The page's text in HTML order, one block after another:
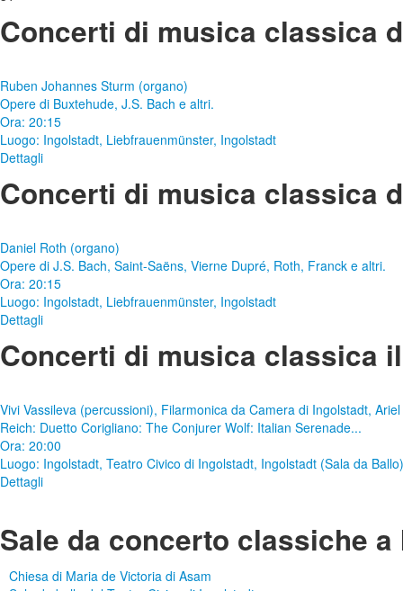
Concerti di musica classica
Ruben Johannes Sturm (organo)
Opere di Buxtehude, J.S. Bach e altri.
Ora: 20:15
Luogo: Ingolstadt, Liebfrauenmünster, Ingolstadt
Dettagli
Concerti di musica classica
Daniel Roth (organo)
Opere di J.S. Bach, Saint-Saëns, Vierne Dupré, Roth, Franck e altri.
Ora: 20:15
Luogo: Ingolstadt, Liebfrauenmünster, Ingolstadt
Dettagli
Concerti di musica classica
Vivi Vassileva (percussioni), Filarmonica da Camera di Ingolstadt,
Reich: Duetto Corigliano: The Conjurer Wolf: Italian Serenade...
Ora: 20:00
Luogo: Ingolstadt, Teatro Civico di Ingolstadt, Ingolstadt (Sala da Ballo)
Dettagli
Sale da concerto classiche
Chiesa di Maria de Victoria di Asam